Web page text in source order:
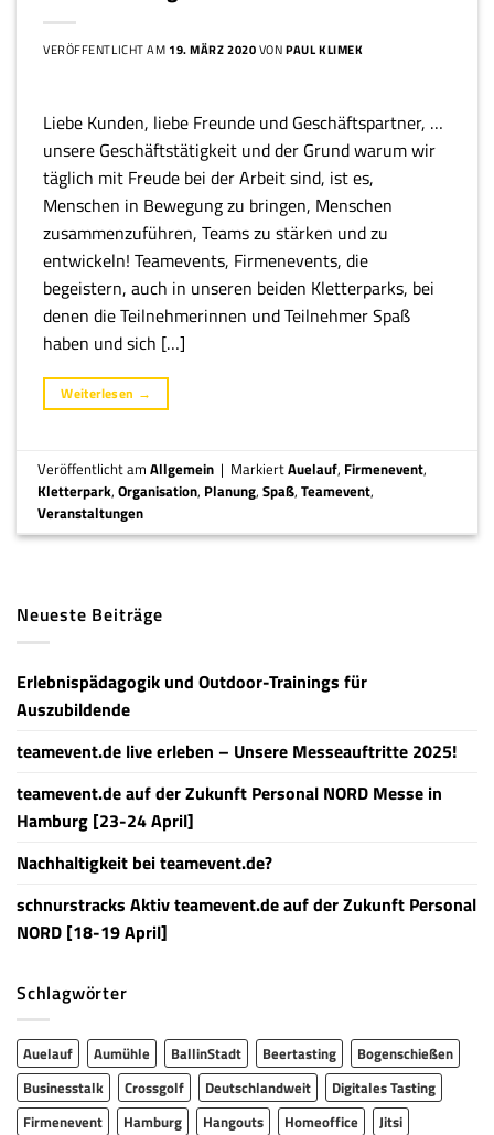
VERÖFFENTLICHT AM 19. MÄRZ 2020VONPAUL KLIMEK
Liebe Kunden, liebe Freunde und Geschäftspartner, …
unsere Geschäftstätigkeit und der Grund warum wir
täglich mit Freude bei der Arbeit sind, ist es,
Menschen in Bewegung zu bringen, Menschen
zusammenzuführen, Teams zu stärken und zu
entwickeln! Teamevents, Firmenevents, die
begeistern, auch in unseren beiden Kletterparks, bei
denen die Teilnehmerinnen und Teilnehmer Spaß
haben und sich […]
Weiterlesen →
Veröffentlicht amAllgemein | MarkiertAuelauf, Firmenevent,
Kletterpark,Organisation, Planung,Spaß,Teamevent,
Veranstaltungen
Neueste Beiträge
Erlebnispädagogik und Outdoor-Trainings für
Auszubildende
teamevent.de live erleben – Unsere Messeauftritte 2025!
teamevent.de auf der Zukunft Personal NORD Messe in
Hamburg [23-24 April]
Nachhaltigkeit bei teamevent.de?
schnurstracks Aktiv teamevent.de auf der Zukunft Personal
NORD [18-19 April]
Schlagwörter
Auelauf Aumühle BallinStadt Beertasting
Bogenschießen
Businesstalk
Crossgolf Deutschlandweit
Digitales Tasting
Firmenevent
Hamburg Hangouts Homeoffice
Jitsi